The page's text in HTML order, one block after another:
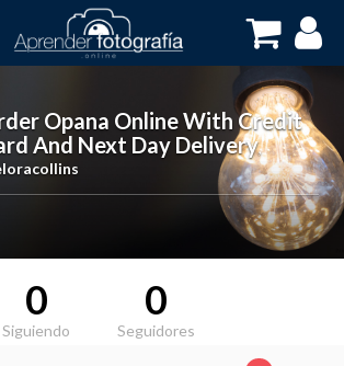
Opana Online With Credit
And Next Day Delivery,
0
Siguiendo
0
Seguidores